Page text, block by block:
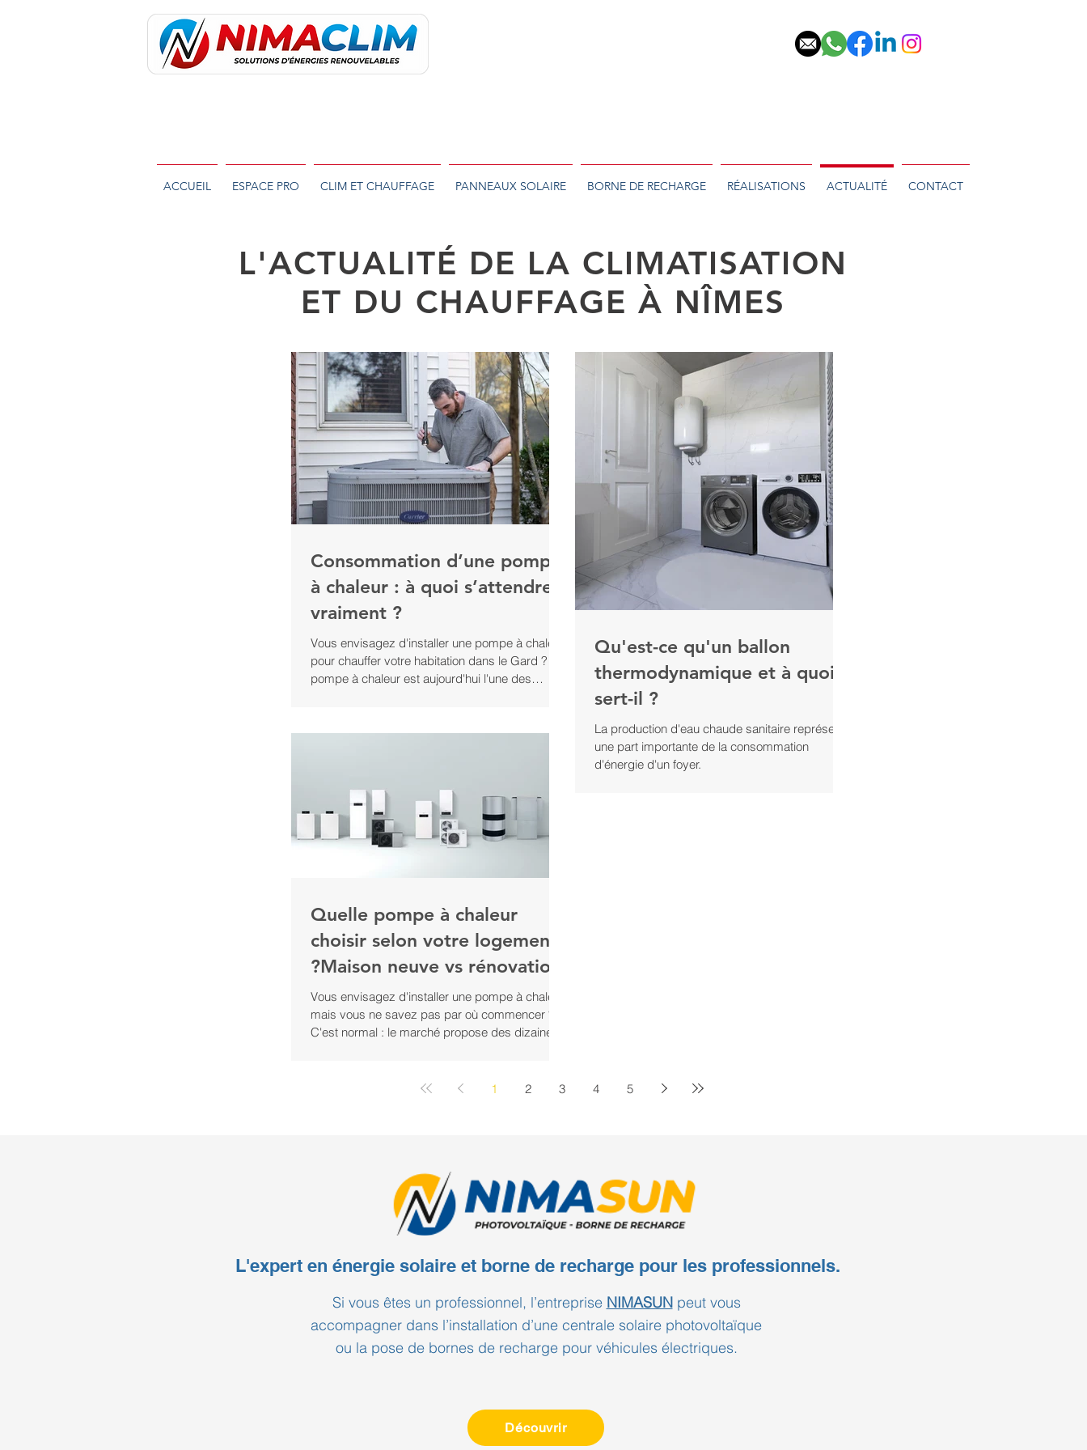
ACCUEIL ESPACE PRO CLIM ET CHAUFFAGE PANNEAUX SOLAIRE BORNE DE RECHARGE RÉALISATIONS ACTUALITÉ CONTACT
L'ACTUALITÉ DE LA CLIMATISATION
ET DU CHAUFFAGE À NÎMES
Consommation d’une pompe
à chaleur : à quoi s’attendre
vraiment ?
Vous envisagez d'installer une pompe à chaleur
pour chauffer votre habitation dans le Gard ? La
pompe à chaleur est aujourd'hui l'une des
consomme réellement une pompe à chaleur au
adaptée à votre logement ? Chez Nimaclim,
installateur qualifié RGE à Nîmes,
Qu'est-ce qu'un ballon
thermodynamique et à quoi
sert-il ?
La production d'eau chaude sanitaire représente
une part importante de la consommation
d'énergie d'un foyer.
Quelle pompe à chaleur
choisir selon votre logement
?Maison neuve vs rénovation
Vous envisagez d'installer une pompe à chaleur,
mais vous ne savez pas par où commencer ?
C'est normal : le marché propose des dizaines
isolée n'a pas les mêmes besoins qu'une villa
pompe à chaleur universell
1 2 3 4 5
L'expert en énergie solaire et borne de recharge pour les professionnels.
Si vous êtes un professionnel, l’entreprise NIMASUNpeut vous
accompagner dans l’installation d’une centrale solaire photovoltaïque
ou la pose de bornes de recharge pour véhicules électriques.
Découvrir